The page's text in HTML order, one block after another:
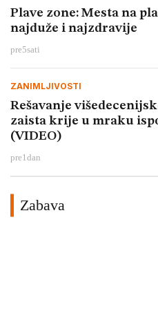
Plave zone: Mesta na
najduže i najzdravije
pre5sati
ZANIMLJIVOSTI
Rešavanje
zaista krije u mraku
(VIDEO)
pre1dan
Zabava